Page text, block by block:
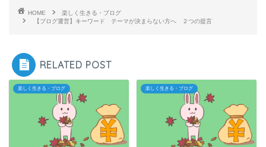
HOME
楽しく生きる・ブログ
【ブログ運営】キーワード テーマが決まらない方へ ２つの提言
RELATED POST
楽しく生きる・ブログ 楽しく生きる・ブログ